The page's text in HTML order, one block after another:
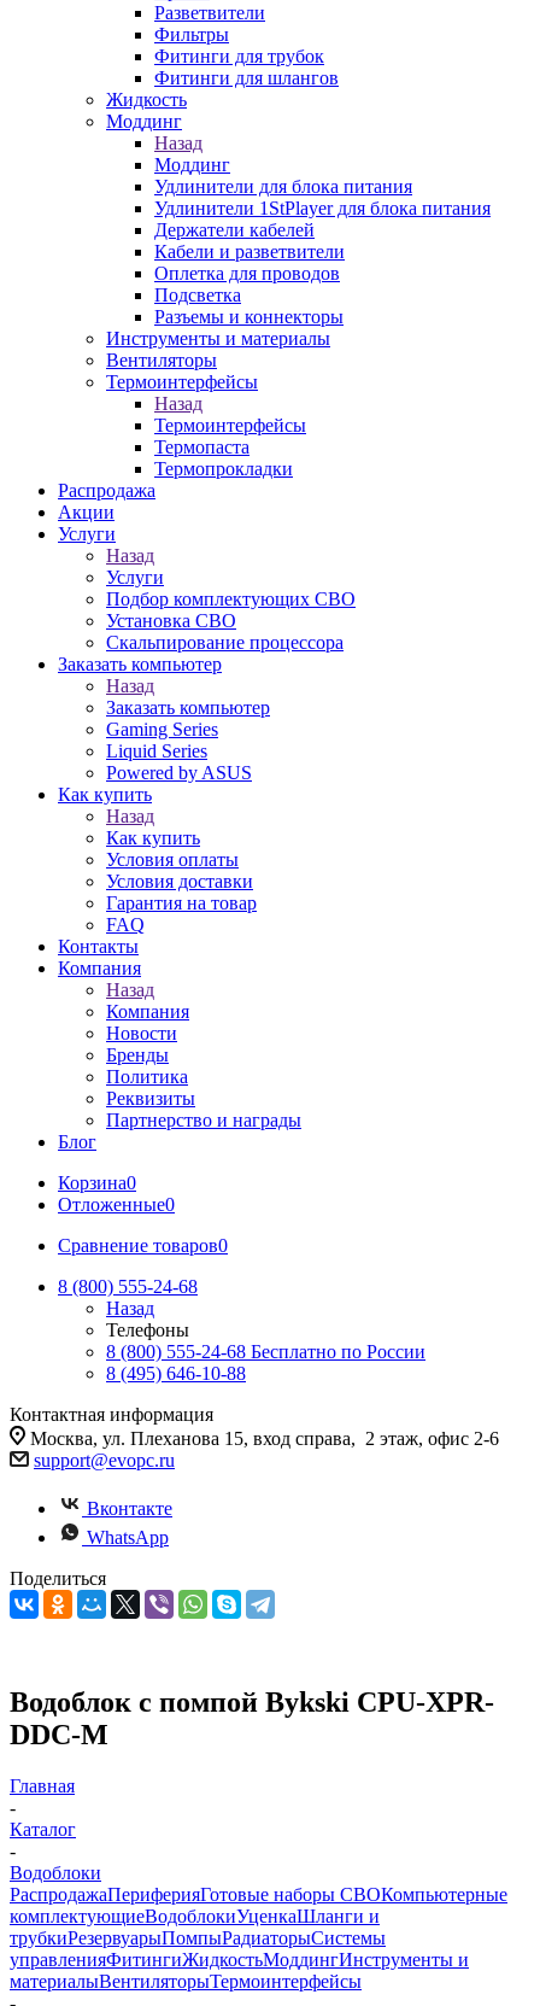
Разветвители
Фильтры
Фитинги для трубок
Фитинги для шлангов
Жидкость
Моддинг
Назад
Моддинг
Удлинители для блока питания
Удлинители 1StPlayer для блока питания
Держатели кабелей
Кабели и разветвители
Оплетка для проводов
Подсветка
Разъемы и коннекторы
Инструменты и материалы
Вентиляторы
Термоинтерфейсы
Назад
Термоинтерфейсы
Термопаста
Термопрокладки
Распродажа
Акции
Услуги
Назад
Услуги
Подбор комплектующих СВО
Установка СВО
Скальпирование процессора
Заказать компьютер
Назад
Заказать компьютер
Gaming Series
Liquid Series
Powered by ASUS
Как купить
Назад
Как купить
Условия оплаты
Условия доставки
Гарантия на товар
FAQ
Контакты
Компания
Назад
Компания
Новости
Бренды
Политика
Реквизиты
Партнерство и награды
Блог
Корзина0
Отложенные0
Сравнение товаров0
8 (800) 555-24-68
Назад
Телефоны
8 (800) 555-24-68 Бесплатно по России
8 (495) 646-10-88
Контактная информация
Москва, ул. Плеханова 15, вход справа, 2 этаж, офис 2-6
support@evopc.ru
Вконтакте
WhatsApp
Поделиться
Водоблок с помпой Bykski CPU-XPR-
DDC-M
Главная
-
Каталог
-
Водоблоки
РаспродажаПериферияГотовые наборы СВОКомпьютерные
комплектующиеВодоблокиУценкаШланги и
трубкиРезервуарыПомпыРадиаторыСистемы
управленияФитингиЖидкостьМоддингИнструменты и
материалыВентиляторыТермоинтерфейсы